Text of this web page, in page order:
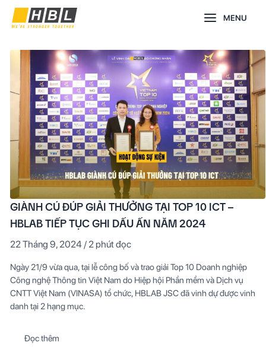
Nhảy
MainMENU
GIÀNH CÚ ĐÚP GIẢI THƯỞNG TẠI TOP 10 ICT –
HBLAB TIẾP TỤC GHI DẤU ẤN NĂM 2024
22 Tháng 9, 2024 / 2 phút đọc
Ngày 21/9 vừa qua, tại lễ công bố và trao giải Top 10 Doanh nghiệp
Công nghệ Thông tin Việt Nam do Hiệp hội Phần mềm và Dịch vụ
CNTT Việt Nam (VINASA) tổ chức, HBLAB JSC đã vinh dự được vinh
danh tại 2 hạng mục.
Giành
cú
giải
thưởng
tại
Top
ICT
HBLAB
tiếp
dấu
ấn
năm
2024
Đọc thêm